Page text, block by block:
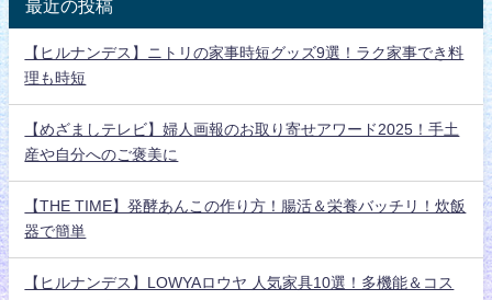
最近の投稿
【ヒルナンデス】ニトリの家事時短グッズ9選！ラク家事でき料
理も時短
【めざましテレビ】婦人画報のお取り寄せアワード2025！手土
産や自分へのご褒美に
【THE TIME】発酵あんこの作り方！腸活＆栄養バッチリ！炊飯
器で簡単
【ヒルナンデス】LOWYAロウヤ 人気家具10選！多機能＆コス